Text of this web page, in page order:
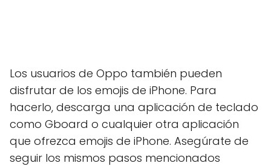
Los usuarios de Oppo también pueden
disfrutar de los emojis de iPhone. Para
hacerlo, descarga una aplicación de teclado
como Gboard o cualquier otra aplicación
que ofrezca emojis de iPhone. Asegúrate de
seguir los mismos pasos mencionados